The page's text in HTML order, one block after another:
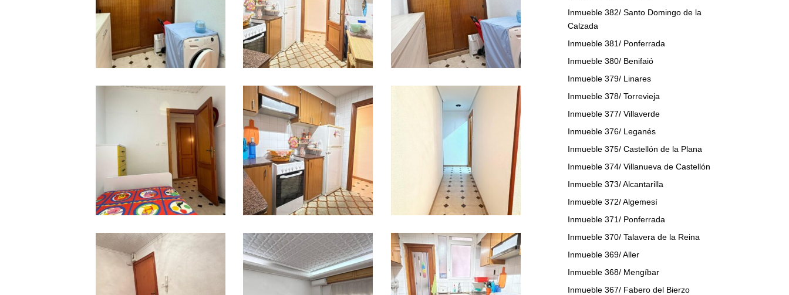
Inmueble 382/ Santo Domingo de la
Calzada
Inmueble 381/ Ponferrada
Inmueble 380/ Benifaió
Inmueble 379/ Linares
Inmueble 378/ Torrevieja
Inmueble 377/ Villaverde
Inmueble 376/ Leganés
Inmueble 375/ Castellón de la Plana
Inmueble 374/ Villanueva de Castellón
Inmueble 373/ Alcantarilla
Inmueble 372/ Algemesí
Inmueble 371/ Ponferrada
Inmueble 370/ Talavera de la Reina
Inmueble 369/ Aller
Inmueble 368/ Mengíbar
Inmueble 367/ Fabero del Bierzo